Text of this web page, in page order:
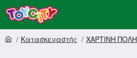
Κατασκευαστής ΧΑΡΤΙΝΗ ΠΟΛΗ